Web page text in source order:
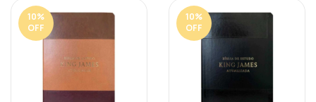
10%
OFF
10%
OFF